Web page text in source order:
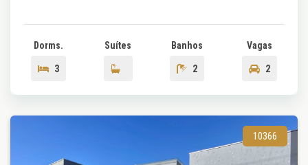
Dorms.
3
Suítes Banhos
2
Vagas
2
10366